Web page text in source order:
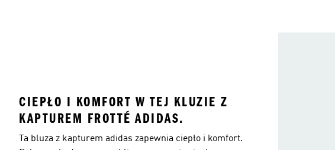
CIEPŁO I KOMFORT W TEJ KLUZIE Z
KAPTUREM FROTTÉ ADIDAS.
Ta bluza z kapturem adidas zapewnia ciepło i komfort.